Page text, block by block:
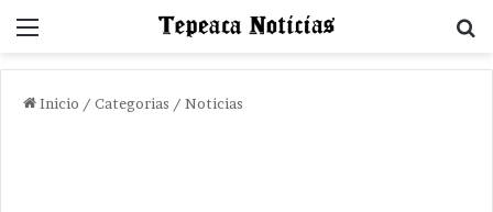
Menu
Inicio / Categorias / Noticias